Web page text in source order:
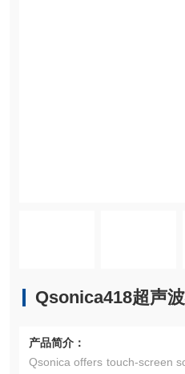
Qsonica418超声
产品简介：
Qsonica offers touch-screen